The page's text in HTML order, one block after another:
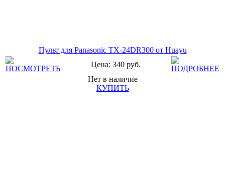
Пульт для Panasonic TX-24DR300 от Huayu
Цена: 340 руб.
Нет в наличие
КУПИТЬ